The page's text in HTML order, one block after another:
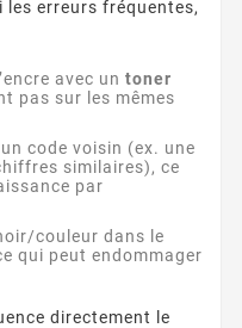
erreurs fréquentes,
avec un toner
pas sur les mêmes
code voisin (ex. une
similaires), ce
par
couleur dans le
qui peut endommager
directement le